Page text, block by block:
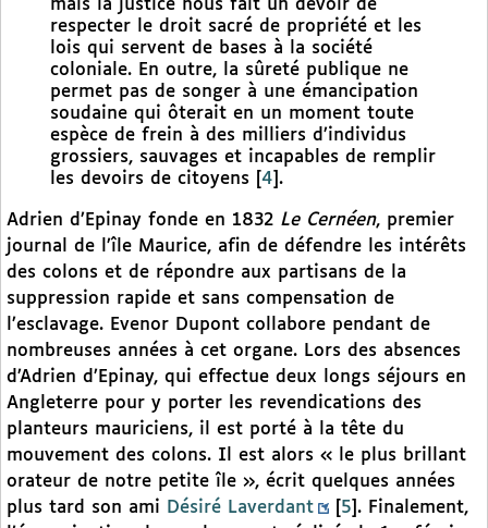
mais la justice nous fait un devoir de
respecter le droit sacré de propriété et les
lois qui servent de bases à la société
coloniale. En outre, la sûreté publique ne
permet pas de songer à une émancipation
soudaine qui ôterait en un moment toute
espèce de frein à des milliers d’individus
grossiers, sauvages et incapables de remplir
les devoirs de citoyens
4 .
Adrien d’Epinay fonde en 1832 Le Cernéen, premier
journal de l’île Maurice, afin de défendre les intérêts
des colons et de répondre aux partisans de la
suppression rapide et sans compensation de
l’esclavage. Evenor Dupont collabore pendant de
nombreuses années à cet organe. Lors des absences
d’Adrien d’Epinay, qui effectue deux longs séjours en
Angleterre pour y porter les revendications des
planteurs mauriciens, il est porté à la tête du
mouvement des colons. Il est alors « le plus brillant
orateur de notre petite île », écrit quelques années
plus tard son ami Désiré Laverdant 5 . Finalement,